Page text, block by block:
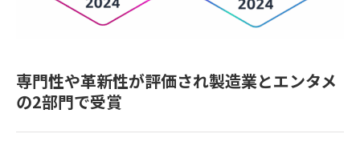
専門性や革新性が評価され製造業とエンタメ
の2部門で受賞